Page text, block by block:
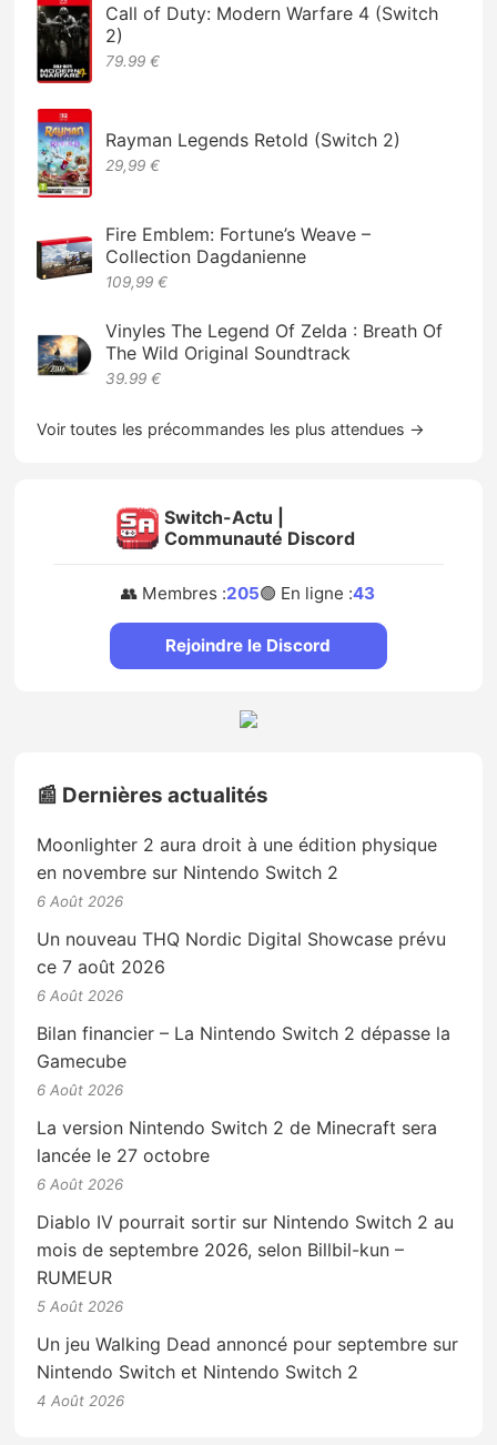
Call of Duty: Modern Warfare 4 (Switch
2)
79.99 €
Rayman Legends Retold (Switch 2)
29,99 €
Fire Emblem: Fortune’s Weave –
Collection Dagdanienne
109,99 €
Vinyles The Legend Of Zelda : Breath Of
The Wild Original Soundtrack
39.99 €
Voir toutes les précommandes les plus attendues →
Switch-Actu |
Communauté Discord
👥 Membres :205🟢 En ligne :43
Rejoindre le Discord
📰 Dernières actualités
Moonlighter 2 aura droit à une édition physique
en novembre sur Nintendo Switch 2
6 Août 2026
Un nouveau THQ Nordic Digital Showcase prévu
ce 7 août 2026
6 Août 2026
Bilan financier – La Nintendo Switch 2 dépasse la
Gamecube
6 Août 2026
La version Nintendo Switch 2 de Minecraft sera
lancée le 27 octobre
6 Août 2026
Diablo IV pourrait sortir sur Nintendo Switch 2 au
mois de septembre 2026, selon Billbil-kun –
RUMEUR
5 Août 2026
Un jeu Walking Dead annoncé pour septembre sur
Nintendo Switch et Nintendo Switch 2
4 Août 2026